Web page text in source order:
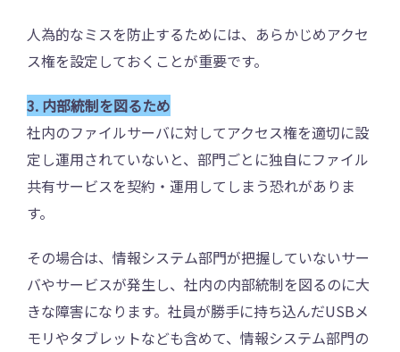
人為的なミスを防止するためには、あらかじめアクセ
ス権を設定しておくことが重要です。
3. 内部統制を図るため
社内のファイルサーバに対してアクセス権を適切に設
定し運用されていないと、部門ごとに独自にファイル
共有サービスを契約・運用してしまう恐れがありま
す。
その場合は、情報システム部門が把握していないサー
バやサービスが発生し、社内の内部統制を図るのに大
きな障害になります。社員が勝手に持ち込んだUSBメ
モリやタブレットなども含めて、情報システム部門の